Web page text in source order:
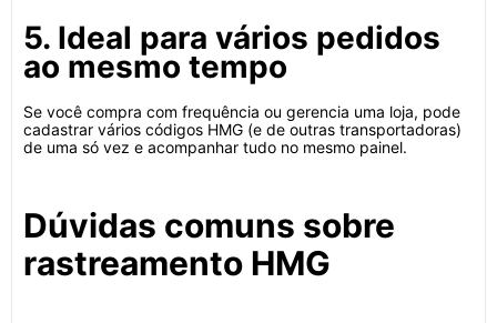
5. Ideal para vários pedidos
ao mesmo tempo
Se você compra com frequência ou gerencia uma loja, pode
cadastrar vários códigos HMG (e de outras transportadoras)
de uma só vez e acompanhar tudo no mesmo painel.
Dúvidas comuns sobre
rastreamento HMG